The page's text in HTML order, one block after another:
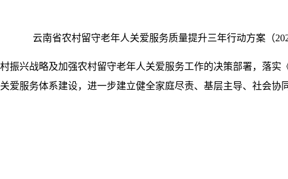
云南省农村留守老年人关爱服务质量提升三年行动方案（
振兴战略及加强农村留守老年人关爱服务工作的决策部署，落实
爱服务体系建设，进一步建立健全家庭尽责、基层主导、社会协